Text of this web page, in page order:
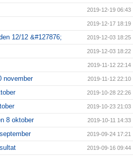
2019-12-19 06:43
2019-12-17 18:19
12/12 &#127876; 2019-12-03 18:25
2019-12-03 18:22
2019-11-12 22:14
november 2019-11-12 22:10
2019-10-28 22:26
2019-10-23 21:03
8 oktober 2019-10-11 14:33
2019-09-24 17:21
2019-09-16 09:44